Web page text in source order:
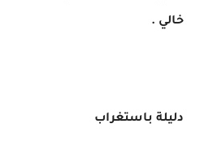
خالي .
دليلة باستغراب